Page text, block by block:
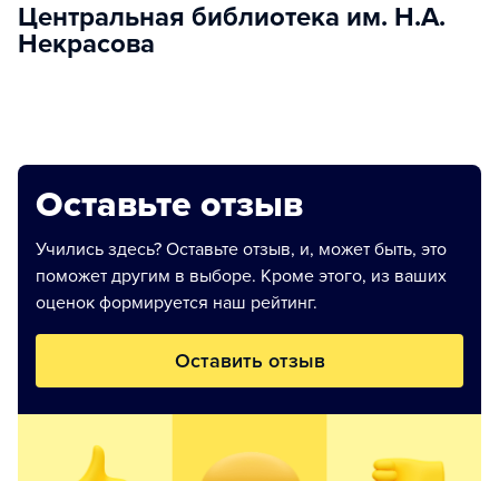
Центральная библиотека им. Н.А.
Некрасова
Оставьте отзыв
Учились здесь? Оставьте отзыв, и, может быть, это
поможет другим в выборе. Кроме этого, из ваших
оценок формируется наш рейтинг.
Оставить отзыв